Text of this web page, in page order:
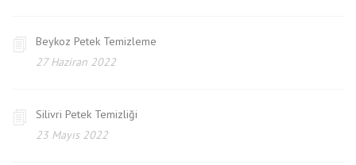
Beykoz Petek Temizleme
27 Haziran 2022
Silivri Petek Temizliği
23 Mayıs 2022